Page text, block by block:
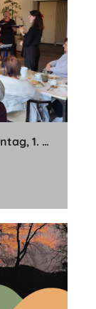
Matinée "Stürmische Zeiten", Sonntag, 1. März 2026